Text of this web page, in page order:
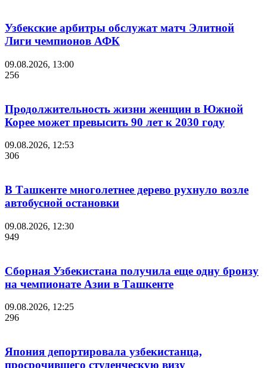
Узбекские арбитры обслужат матч Элитной
Лиги чемпионов АФК
09.08.2026, 13:00
256
Продолжительность жизни женщин в Южной
Корее может превысить 90 лет к 2030 году
09.08.2026, 12:53
306
В Ташкенте многолетнее дерево рухнуло возле
автобусной остановки
09.08.2026, 12:30
949
Сборная Узбекистана получила еще одну бронзу
на чемпионате Азии в Ташкенте
09.08.2026, 12:25
296
Япония депортировала узбекистанца,
просрочившего студенческую визу